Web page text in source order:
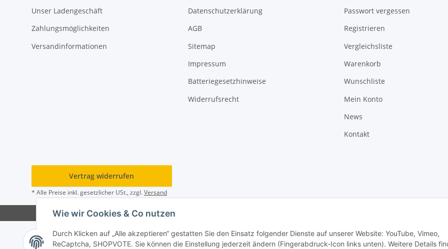
Wie wir Cookies & Co nutzen
Durch Klicken auf „Alle akzeptieren“ gestatten Sie den Einsatz folgender Dienste auf unserer Website: YouTube, Vimeo,
ReCaptcha, SHOPVOTE. Sie können die Einstellung jederzeit ändern (Fingerabdruck-Icon links unten). Weitere Details
Unser Ladengeschäft
Zahlungsmöglichkeiten
Versandinformationen
Datenschutzerklärung
AGB
Sitemap
Impressum
Batteriegesetzhinweise
Widerrufsrecht
Passwort vergessen
Registrieren
Vergleichsliste
Warenkorb
Wunschliste
Mein Konto
News
Kontakt
Vertrag widerrufen
* Alle Preise inkl. gesetzlicher USt., zzgl.Versand